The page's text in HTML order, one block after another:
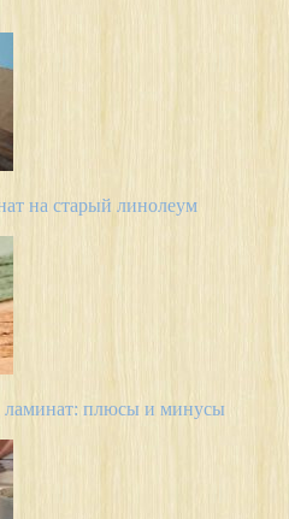
на старый линолеум
ламинат: плюсы и минусы